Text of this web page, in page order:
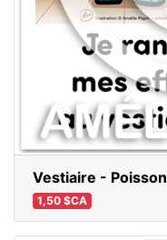
Vestiaire - Poisson
1,50 $CA